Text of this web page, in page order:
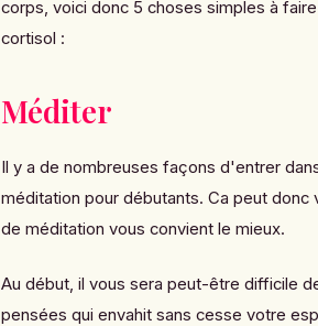
corps, voici donc 5 choses simples à
cortisol :
Méditer
Il y a de nombreuses façons d'entrer
méditation pour débutants. Ca peut
de méditation vous convient le mieux.
Au début, il vous sera peut-être difficile
pensées qui envahit sans cesse votre